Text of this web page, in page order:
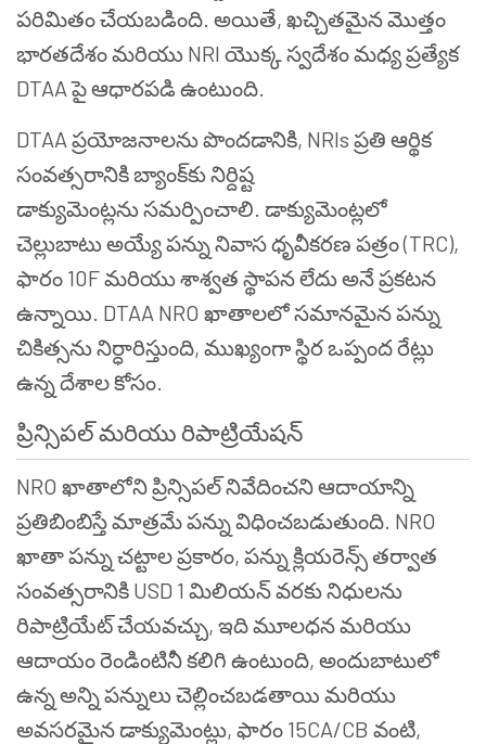
పరిమితం చేయబడింది. అయితే, ఖచ్చితమైన మొత్తం
భారతదేశం మరియు NRI యొక్క స్వదేశం మధ్య ప్రత్యేక
DTAA పై ఆధారపడి ఉంటుంది.
DTAA ప్రయోజనాలను పొందడానికి, NRIs ప్రతి ఆర్థిక
సంవత్సరానికి బ్యాంక్‌కు నిర్దిష్ట
డాక్యుమెంట్లను సమర్పించాలి. డాక్యుమెంట్లలో
చెల్లుబాటు అయ్యే పన్ను నివాస ధృవీకరణ పత్రం (TRC),
ఫారం 10F మరియు శాశ్వత స్థాపన లేదు అనే ప్రకటన
ఉన్నాయి. DTAA NRO ఖాతాలలో సమానమైన పన్ను
చికిత్సను నిర్ధారిస్తుంది, ముఖ్యంగా స్థిర ఒప్పంద రేట్లు
ఉన్న దేశాల కోసం.
ప్రిన్సిపల్ మరియు రిపాట్రియేషన్
NRO ఖాతాలోని ప్రిన్సిపల్ నివేదించని ఆదాయాన్ని
ప్రతిబింబిస్తే మాత్రమే పన్ను విధించబడుతుంది. NRO
ఖాతా పన్ను చట్టాల ప్రకారం, పన్ను క్లియరెన్స్ తర్వాత
సంవత్సరానికి USD 1 మిలియన్ వరకు నిధులను
రిపాట్రియేట్ చేయవచ్చు, ఇది మూలధన మరియు
ఆదాయం రెండింటినీ కలిగి ఉంటుంది, అందుబాటులో
ఉన్న అన్ని పన్నులు చెల్లించబడతాయి మరియు
అవసరమైన డాక్యుమెంట్లు, ఫారం 15CA/CB వంటి,